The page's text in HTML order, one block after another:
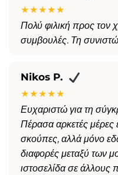
★★★★★
Πολύ φιλική προς τον
συμβουλές. Τη
Nikos P.
★★★★★
Ευχαριστώ για τη
Πέρασα αρκετές μέρες
σκούπες, αλλά μόνο
διαφορές μεταξύ των
ιστοσελίδα σε άλλους